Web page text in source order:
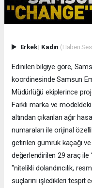
Erkek| Kadın (Haberi
Edinilen bilgiye göre,
koordinesinde Samsun
Müdürlüğü ekiplerince
Farklı marka ve
altından çıkarılan ağır
numaraları ile orijinal
getirilen gümrük kaçağı
değerlendirilen 29 araç ile
"nitelikli dolandırıcılık,
suçlarını işledikleri tespit